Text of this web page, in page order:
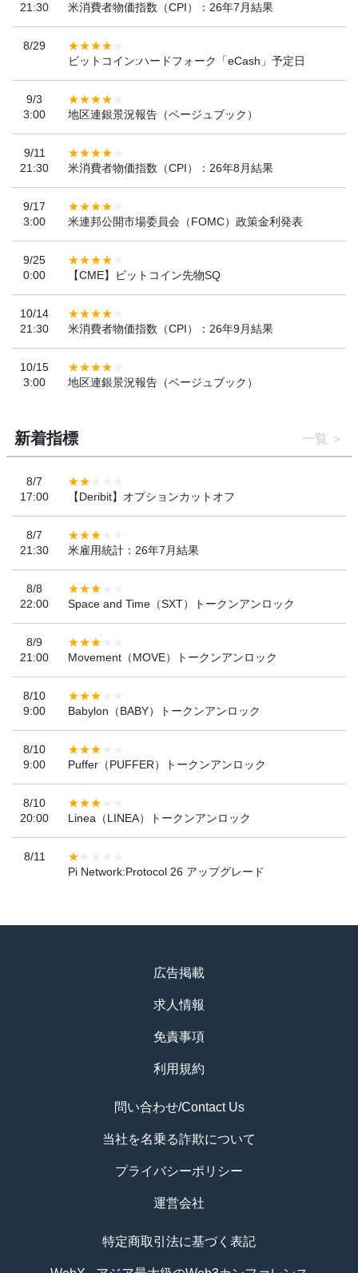
21:30
米消費者物価指数（CPI）：26年7月結果
8/29
ビットコイン:ハードフォーク「eCash」予定日
9/3
3:00
地区連銀景況報告（ベージュブック）
9/11
21:30
米消費者物価指数（CPI）：26年8月結果
9/17
3:00
米連邦公開市場委員会（FOMC）政策金利発表
9/25
0:00
【CME】ビットコイン先物SQ
10/14
21:30
米消費者物価指数（CPI）：26年9月結果
10/15
3:00
地区連銀景況報告（ベージュブック）
新着指標 一覧
8/7
17:00
【Deribit】オプションカットオフ
8/7
21:30
米雇用統計：26年7月結果
8/8
22:00
Space and Time（SXT）トークンアンロック
8/9
21:00
Movement（MOVE）トークンアンロック
8/10
9:00
Babylon（BABY）トークンアンロック
8/10
9:00
Puffer（PUFFER）トークンアンロック
8/10
20:00
Linea（LINEA）トークンアンロック
8/11
Pi Network:Protocol 26 アップグレード
広告掲載
求人情報
免責事項
利用規約
問い合わせ/Contact Us
当社を名乗る詐欺について
プライバシーポリシー
運営会社
特定商取引法に基づく表記